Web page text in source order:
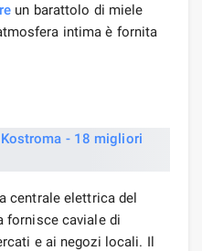
un barattolo di miele
intima è fornita
centrale elettrica del
fornisce caviale di
e ai negozi locali. Il